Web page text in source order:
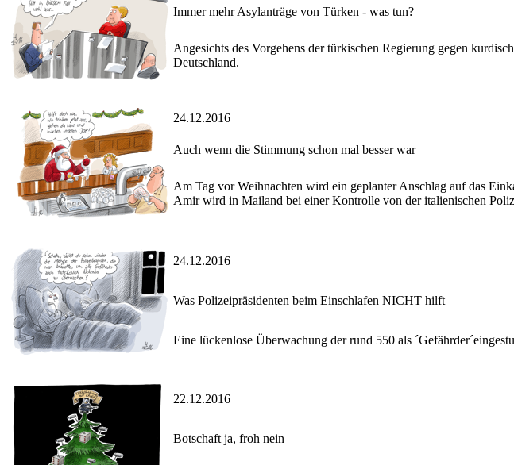
Immer mehr Asylanträge von Türken - was tun?
Angesichts des Vorgehens der türkischen Regierung gegen
Deutschland.
24.12.2016
Auch wenn die Stimmung schon mal besser war
Am Tag vor Weihnachten wird ein geplanter Anschlag auf das
Amir wird in Mailand bei einer Kontrolle von der italienischen
24.12.2016
Was Polizeipräsidenten beim Einschlafen NICHT hilft
Eine lückenlose Überwachung der rund 550 als
22.12.2016
Botschaft ja, froh nein